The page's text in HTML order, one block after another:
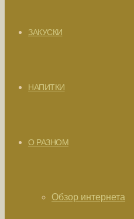
ЗАКУСКИ
НАПИТКИ
О РАЗНОМ
Обзор интернета